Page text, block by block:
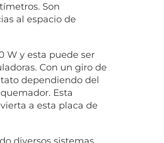
Son
al espacio de
W y esta puede ser
Con un giro de
dependiendo del
Esta
a esta placa de
diversos sistemas